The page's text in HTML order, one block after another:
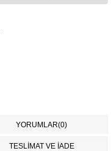
YORUMLAR(0)
TESLİMAT VE İADE